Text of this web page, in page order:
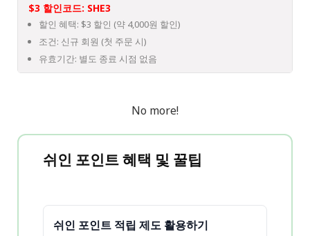
$3 할인코드: SHE3
할인 혜택: $3 할인 (약 4,000원 할인)
조건: 신규 회원 (첫 주문 시)
유효기간: 별도 종료 시점 없음
No more!
쉬인 포인트 혜택 및 꿀팁
쉬인 포인트 적립 제도 활용하기